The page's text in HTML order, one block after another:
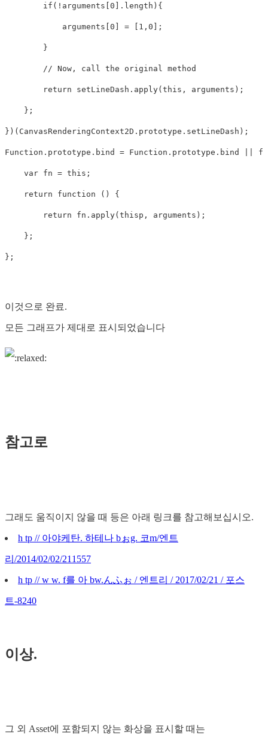
if ( ! arguments 0 ]. length ){
arguments 0 = 1 , 0 ];
}
// Now, call the original method
return setLineDash . apply( this , arguments );
};
})( CanvasRenderingContext2D . prototype . setLineDash );
Function . prototype . bind = Function . prototype . bind
var fn = this ;
return function () {
return fn . apply( thisp , arguments );
};
};
이것으로 완료.
모든 그래프가 제대로 표시되었습니다
참고로
그래도 움직이지 않을 때 등은 아래 링크를 참고해보십시오.
h tp // 아야케탄. 하테나 bぉg. 코m/엔트
리/2014/02/02/211557
h tp // w w. f를 아 bw.んふぉ / 엔트리 / 2017/02/21 / 포스
트-8240
이상.
그 외 Asset에 포함되지 않는 화상을 표시할 때는